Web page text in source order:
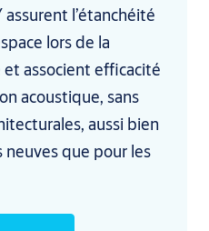
assurent l’étanchéité
lors de la
associent efficacité
acoustique, sans
aussi bien
que pour les